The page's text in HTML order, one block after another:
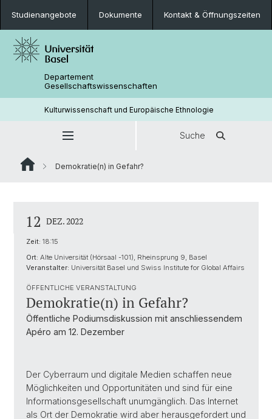
Studienangebote Dokumente Kontakt & Öffnungszeiten
Departement
Gesellschaftswissenschaften
Kulturwissenschaft und Europäische Ethnologie
Suche
Demokratie(n) in Gefahr?
12 DEZ. 2022
Zeit: 18:15
Ort: Alte Universität (Hörsaal -101), Rheinsprung 9, Basel
Veranstalter: Universität Basel und Swiss Institute for Global Affairs
ÖFFENTLICHE VERANSTALTUNG
Demokratie(n) in Gefahr?
Öffentliche Podiumsdiskussion mit anschliessendem
Apéro am 12. Dezember
Der Cyberraum und digitale Medien schaffen neue
Möglichkeiten und Opportunitäten und sind für eine
Informationsgesellschaft unumgänglich. Das Internet
als Ort der Demokratie wird aber herausgefordert und